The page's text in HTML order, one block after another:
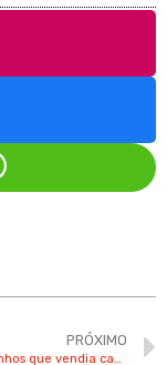
PRÓXIMO